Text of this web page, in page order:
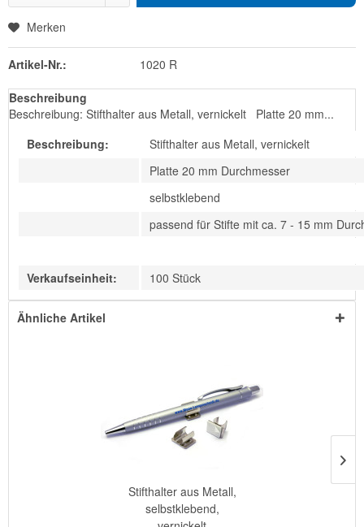
Merken
Artikel-Nr.: 1020 R
Beschreibung
Beschreibung: Stifthalter aus Metall, vernickelt Platte 20 mm...
Beschreibung:
Stifthalter aus Metall, vernickelt
Platte 20 mm Durchmesser
selbstklebend
passend für Stifte mit ca. 7 - 15 mm
Verkaufseinheit: 100 Stück
Ähnliche Artikel
Stifthalter aus Metall,
selbstklebend,